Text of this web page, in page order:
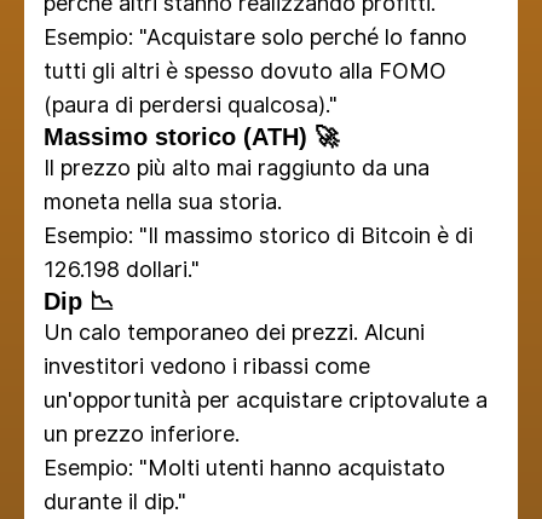
Esempio: "Acquistare solo perché lo fanno
tutti gli altri è spesso dovuto alla FOMO
(paura di perdersi qualcosa)."
Massimo storico (ATH) 🚀
Il prezzo più alto mai raggiunto da una
moneta nella sua storia.
Esempio: "Il massimo storico di Bitcoin è di
126.198 dollari."
Dip 📉
Un calo temporaneo dei prezzi. Alcuni
investitori vedono i ribassi come
un'opportunità per acquistare criptovalute a
un prezzo inferiore.
Esempio: "Molti utenti hanno acquistato
durante il dip."